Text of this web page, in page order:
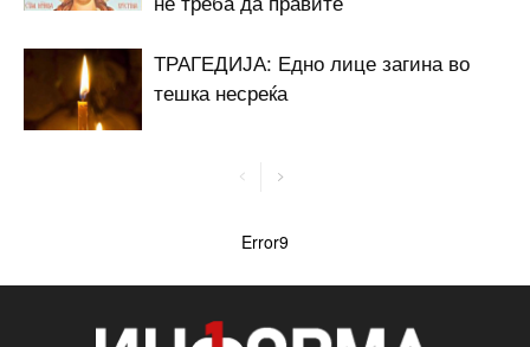
ТРАГЕДИЈА: Едно лице загина во
тешка несреќа
Error9